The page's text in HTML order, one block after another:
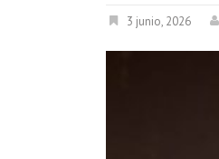
3 junio, 2026